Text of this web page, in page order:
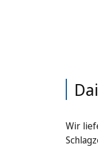
Wir